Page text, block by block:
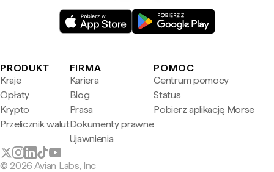
PRODUKT
Kraje
Opłaty
Krypto
Przelicznik walut
FIRMA
Kariera
Blog
Prasa
Dokumenty prawne
Ujawnienia
POMOC
Centrum pomocy
Status
Pobierz aplikację Morse
© 2026 Avian Labs, Inc